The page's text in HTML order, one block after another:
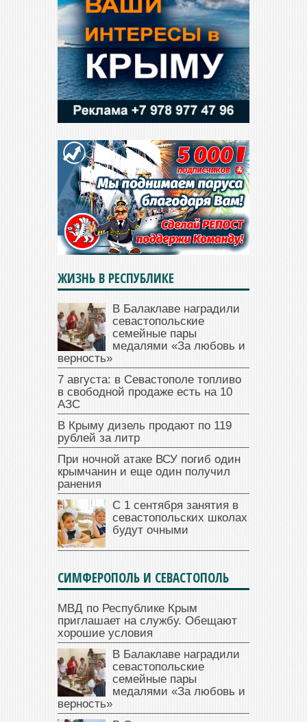
ЖИЗНЬ В РЕСПУБЛИКЕ
В Балаклаве наградили
севастопольские
семейные пары
медалями «За любовь и
верность»
7 августа: в Севастополе топливо
в свободной продаже есть на 10
АЗС
В Крыму дизель продают по 119
рублей за литр
При ночной атаке ВСУ погиб один
крымчанин и еще один получил
ранения
С 1 сентября занятия в
севастопольских школах
будут очными
СИМФЕРОПОЛЬ И СЕВАСТОПОЛЬ
МВД по Республике Крым
приглашает на службу. Обещают
хорошие условия
В Балаклаве наградили
севастопольские
семейные пары
медалями «За любовь и
верность»